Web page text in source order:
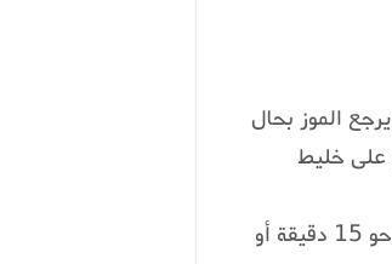
الموز بحال
على خليط
وكانعملوه على البشرة النظيـــــــــفة ديانا بلا مانساو العنق .. وكانرتاحو 15 دقيقة أو